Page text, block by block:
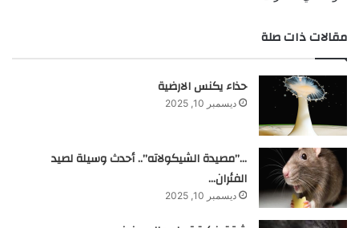
مقالات ذات صلة
حذاء يكنس الارضية
ديسمبر 10, 2025
…”مصيدة الشيكولاته”.. أحدث وسيلة لصيد
الفئران…
ديسمبر 10, 2025